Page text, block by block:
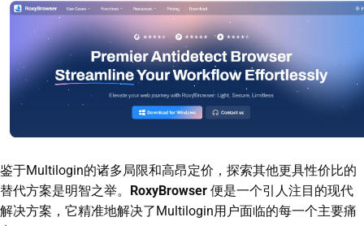
鉴于Multilogin的诸多局限和高昂定价，探索其他更具性价比的
替代方案是明智之举。
RoxyBrowser 便是一个引人注目的现代
解决方案，它精准地解决了Multilogin用户面临的每一个主要痛